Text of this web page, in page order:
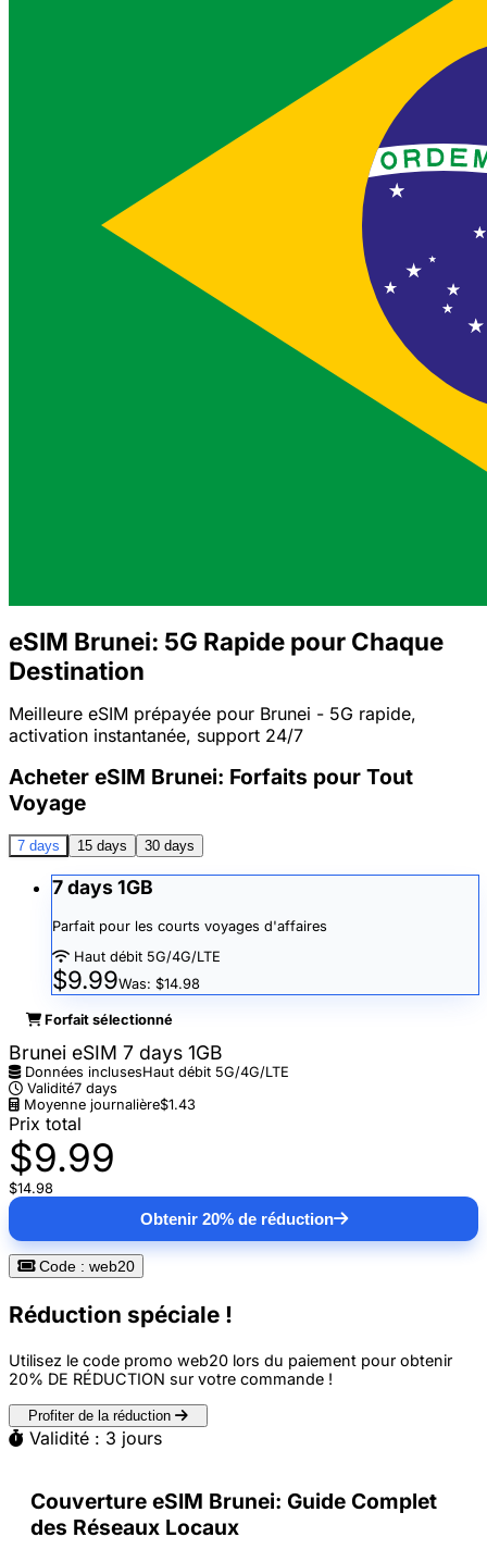
eSIM Brunei: 5G Rapide pour Chaque
Destination
Meilleure eSIM prépayée pour Brunei - 5G rapide,
activation instantanée, support 24/7
Acheter eSIM Brunei: Forfaits pour Tout
Voyage
7 days 15 days 30 days
7 days 1GB
Parfait pour les courts voyages d'affaires
Haut débit 5G/4G/LTE
$9.99Was: $14.98
Forfait sélectionné
Brunei eSIM 7 days 1GB
Données inclusesHaut débit 5G/4G/LTE
Validité7 days
Moyenne journalière$1.43
Prix total
$9.99
$14.98
Obtenir 20% de réduction
Code : web20
Réduction spéciale !
Utilisez le code promo web20 lors du paiement pour obtenir
20% DE RÉDUCTION sur votre commande !
Profiter de la réduction
Validité : 3 jours
Couverture eSIM Brunei: Guide Complet
des Réseaux Locaux